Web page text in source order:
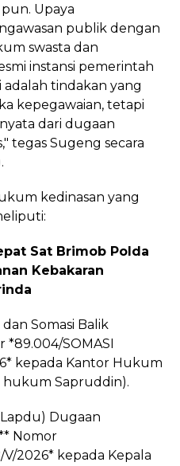
Upaya
publik dengan
swasta dan
instansi pemerintah
tindakan yang
kepegawaian, tetapi
dari dugaan
tegas Sugeng secara
kedinasan yang
Sat Brimob Polda
Kebakaran
Somasi Balik
*89.004/SOMASI
kepada Kantor Hukum
hukum Sapruddin).
Dugaan
Nomor
V/2026* kepada Kepala